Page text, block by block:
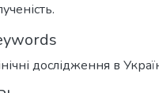
дослідження в